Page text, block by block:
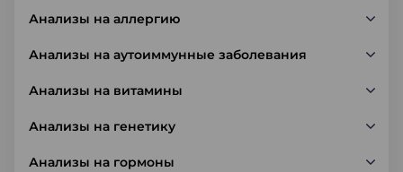
Анализы на аллергию
Анализы на аутоиммунные заболевания
Анализы на витамины
Анализы на генетику
Анализы на гормоны